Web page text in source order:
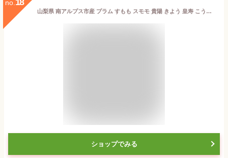
no.
山梨県 南アルプス市産 プラム すもも スモモ 貴陽 きよう 皇寿 こうじゅ 3L以上 6個から9個入 約1.8〜2Kg 化粧箱入 お中元 御中元 ギフト 贈り物 プレゼント 産地直送 送料無料※一部地域を除く
ショップでみる